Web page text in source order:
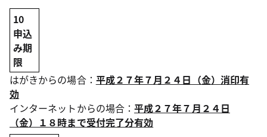
10
申込
み期
限
はがきからの場合： 平成２７年７月２４日（金）消印有
効
インターネットからの場合：平成２７年７月２４日
（金）１８時まで受付完了分有効